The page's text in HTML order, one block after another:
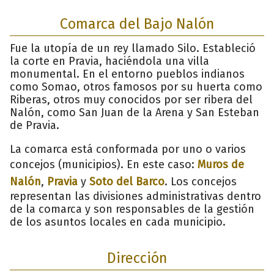
Comarca del Bajo Nalón
Fue la utopía de un rey llamado Silo. Estableció
la corte en Pravia, haciéndola una villa
monumental. En el entorno pueblos indianos
como Somao, otros famosos por su huerta como
Riberas, otros muy conocidos por ser ribera del
Nalón, como San Juan de la Arena y San Esteban
de Pravia.
La comarca está conformada por uno o varios
concejos (municipios). En este caso: Muros de
Nalón, Pravia y Soto del Barco. Los concejos
representan las divisiones administrativas dentro
de la comarca y son responsables de la gestión
de los asuntos locales en cada municipio.
Dirección